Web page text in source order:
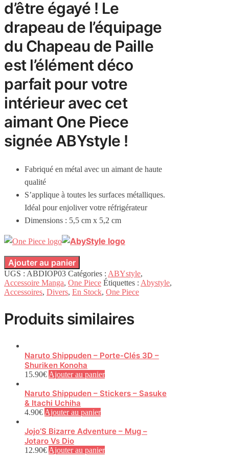
d’être égayé ! Le
drapeau de l’équipage
du Chapeau de Paille
est l’élément déco
parfait pour votre
intérieur avec cet
aimant One Piece
signée ABYstyle !
Fabriqué en métal avec un aimant de haute
qualité
S’applique à toutes les surfaces métalliques.
Idéal pour enjoliver votre réfrigérateur
Dimensions : 5,5 cm x 5,2 cm
Ajouter au panier
UGS : ABDIOP03 Catégories : ABYstyle,
Accessoire Manga, One Piece Étiquettes : Abystyle,
Accessoires, Divers, En Stock, One Piece
Produits similaires
Naruto Shippuden – Porte-Clés 3D –
Shuriken Konoha
15.90€ Ajouter au panier
Naruto Shippuden – Stickers – Sasuke
& Itachi Uchiha
4.90€ Ajouter au panier
Jojo’S Bizarre Adventure – Mug –
Jotaro Vs Dio
12.90€ Ajouter au panier